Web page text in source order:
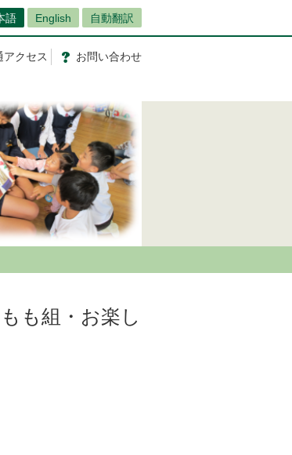
語 English 自動翻訳
アクセス お問い合わせ
も組・お楽し